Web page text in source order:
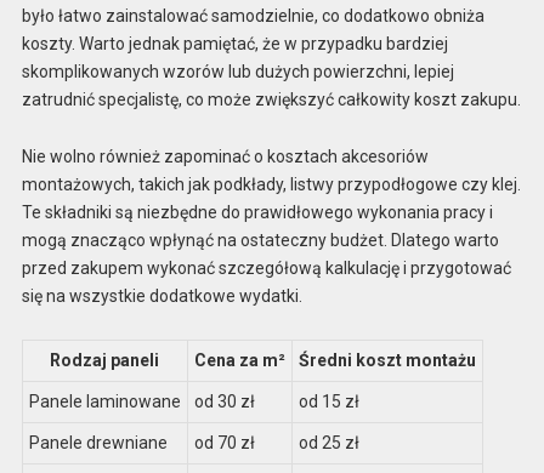
było łatwo zainstalować samodzielnie, co dodatkowo obniża
koszty. Warto jednak pamiętać, że w przypadku bardziej
skomplikowanych wzorów lub dużych powierzchni, lepiej
zatrudnić specjalistę, co może zwiększyć całkowity koszt zakupu.
Nie wolno również zapominać o kosztach akcesoriów
montażowych, takich jak podkłady, listwy przypodłogowe czy klej.
Te składniki są niezbędne do prawidłowego wykonania pracy i
mogą znacząco wpłynąć na ostateczny budżet. Dlatego warto
przed zakupem wykonać szczegółową kalkulację i przygotować
się na wszystkie dodatkowe wydatki.
Rodzaj paneli Cena za m² Średni koszt montażu
Panele laminowane od 30 zł od 15 zł
Panele drewniane od 70 zł od 25 zł